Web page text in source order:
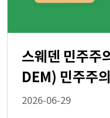
스웨덴 민주주
DEM) 민주주
2026-06-29